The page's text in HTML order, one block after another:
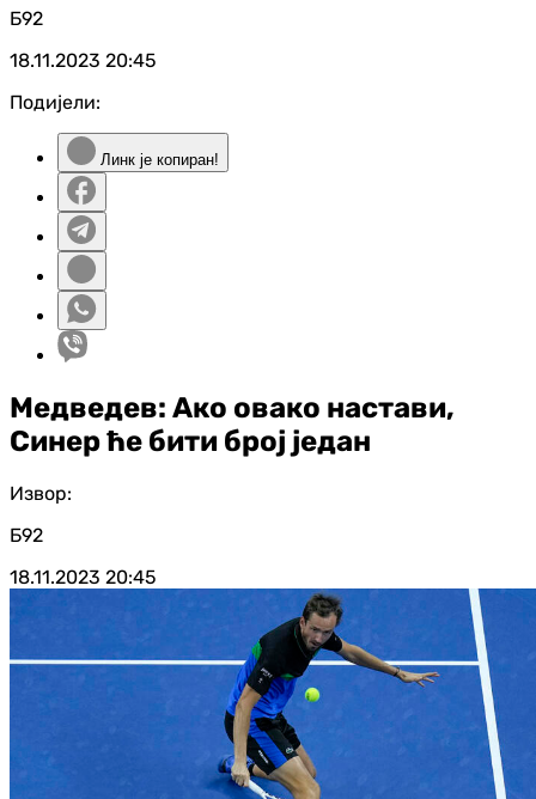
Б92
18.11.2023 20:45
Подијели:
Линк је копиран!
Медведев: Ако овако настави,
Синер ће бити број један
Извор:
Б92
18.11.2023 20:45